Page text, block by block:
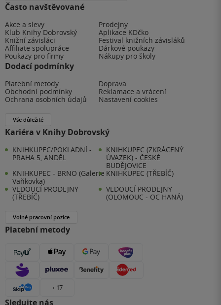
Často navštěvované
Akce a slevy
Prodejny
Klub Knihy Dobrovský
Aplikace KDčko
Knižní závisláci
Festival knižních závisláků
Affiliate spolupráce
Dárkové poukazy
Poukazy pro firmy
Nákupy pro školy
Dodací podmínky
Platební metody
Doprava
Obchodní podmínky
Reklamace a vrácení
Ochrana osobních údajů
Nastavení cookies
Vše důležité
Kariéra v Knihy Dobrovský
KNIHKUPEC/POKLADNÍ -
PRAHA 5, ANDĚL
KNIHKUPEC (ZKRÁCENÝ
ÚVAZEK) - ČESKÉ
BUDĚJOVICE
KNIHKUPEC - BRNO (Galerie
Vaňkovka)
KNIHKUPEC (TŘEBÍČ)
VEDOUCÍ PRODEJNY
(TŘEBÍČ)
VEDOUCÍ PRODEJNY
(OLOMOUC - OC HANÁ)
Volné pracovní pozice
Platební metody
+ 17
Sledujte nás